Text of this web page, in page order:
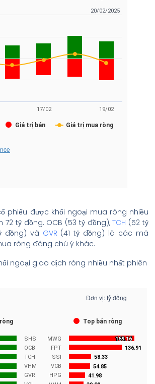
phiếu được khối ngoại mua ròng nhiều
72 tỷ đồng. OCB (53 tỷ đồng),TCH (52 tỷ
đồng) và GVR (41 tỷ đồng) là các mã
ròng đáng chú ý khác.
ngoại giao dịch ròng nhiều nhất phiên